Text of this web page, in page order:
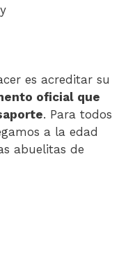
es acreditar su
oficial que
. Para todos
a la edad
abuelitas de